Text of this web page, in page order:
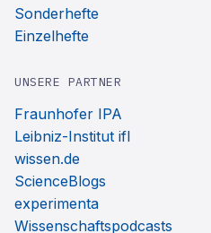
Sonderhefte
Einzelhefte
UNSERE PARTNER
Fraunhofer IPA
Leibniz-Institut ifl
wissen.de
ScienceBlogs
experimenta
Wissenschaftspodcasts